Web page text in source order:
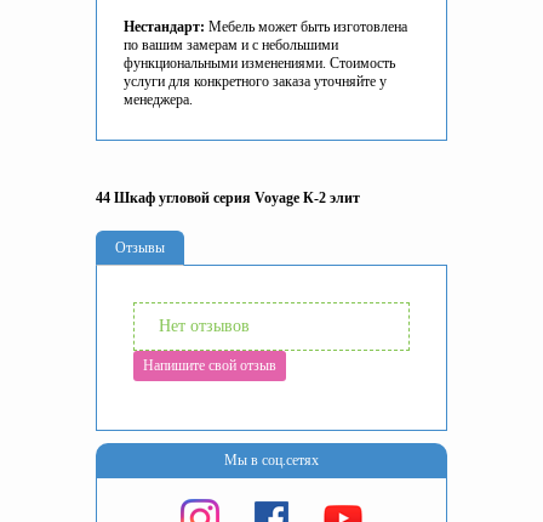
Нестандарт: Мебель может быть изготовлена
по вашим замерам и с небольшими
функциональными изменениями. Стоимость
услуги для конкретного заказа уточняйте у
менеджера.
44 Шкаф угловой серия Voyage К-2 элит
Отзывы
Нет отзывов
Напишите свой отзыв
Мы в соц.сетях